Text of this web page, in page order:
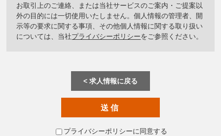
お取引上のご連絡、または当社サービスのご案内・ご提案以
外の目的には一切使用いたしません。個人情報の管理者、開
示等の要求に関する事項、その他個人情報に関する取り扱い
については、当社プライバシーポリシーをご参照ください。
求人情報に戻る
プライバシーポリシーに同意する